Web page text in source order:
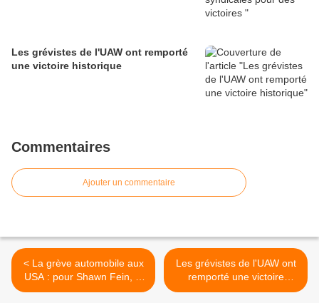
Les grévistes de l'UAW ont remporté
une victoire historique
Commentaires
Ajouter un commentaire
< La grève automobile aux
USA : pour Shawn Fein, le
président de l'UAW, un
Les grévistes de l'UAW ont
remporté une victoire
historique >